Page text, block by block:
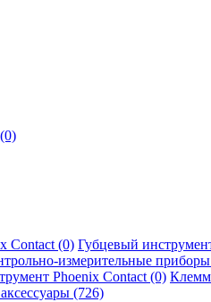
Contact (0) Губцевый
измерительные
Phoenix Contact (0)
(726)